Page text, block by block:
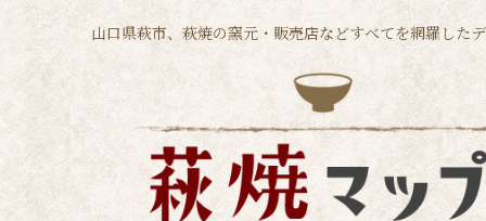
山口県萩市、萩焼の窯元・販売店などすべてを網羅した